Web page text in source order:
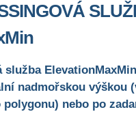
služba
nadmořskou výškou
polygonu) nebo po